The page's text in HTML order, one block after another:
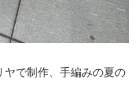
で制作、手編みの夏の